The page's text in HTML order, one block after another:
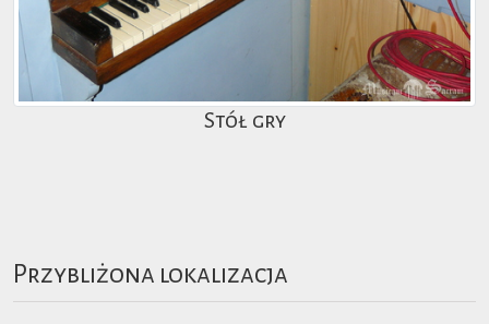
Stół gry
Przybliżona lokalizacja